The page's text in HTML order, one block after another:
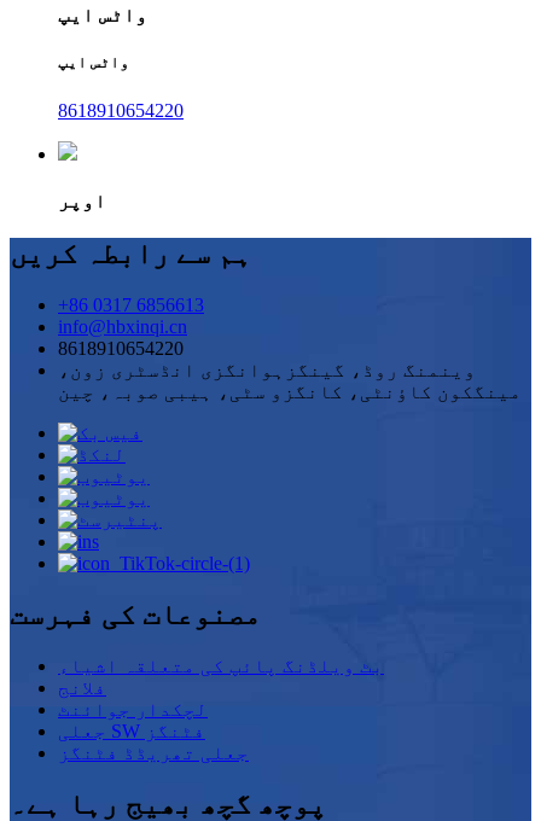
واٹس ایپ
واٹس ایپ
8618910654220
اوپر
ہم سے رابطہ کریں
+86 0317 6856613
info@hbxinqi.cn
8618910654220
وینمنگ روڈ، گینگزہوانگزی انڈسٹری زون،
مینگکون کاؤنٹی، کانگزو سٹی، ہیبی صوبہ، چین
مصنوعات کی فہرست
بٹ ویلڈنگ پائپ کی متعلقہ اشیاء
فلانج
لچکدار جوائنٹ
جعلی SW فٹنگز
جعلی تھریڈڈ فٹنگز
پوچھ گچھ بھیج رہا ہے۔